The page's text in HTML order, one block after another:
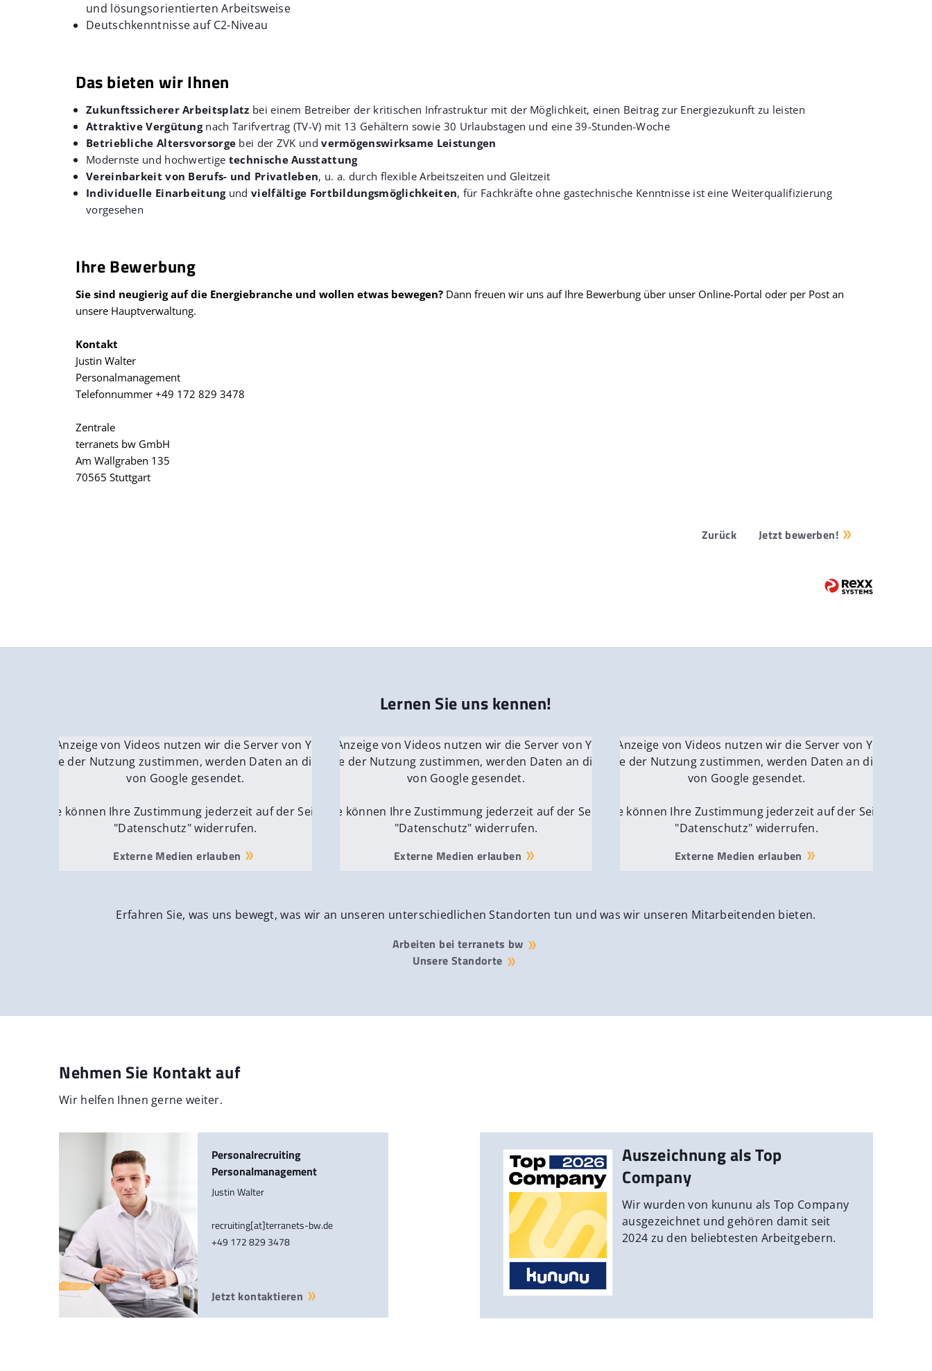
und lösungsorientierten Arbeitsweise
Deutschkenntnisse auf C2-Niveau
Das bieten wir Ihnen
Zukunftssicherer Arbeitsplatz bei einem Betreiber der kritischen Infrastruktur mit der Möglichkeit, einen Beitrag zur Energiezukunft zu leisten
Attraktive Vergütungnach Tarifvertrag (TV-V) mit 13 Gehältern sowie 30 Urlaubstagen und eine 39-Stunden-Woche
Betriebliche Altersvorsorge bei der ZVK undvermögenswirksame Leistungen
Modernste und hochwertige technische Ausstattung
Vereinbarkeit von Berufs- und Privatleben, u. a. durch flexible Arbeitszeiten und Gleitzeit
Individuelle Einarbeitungund vielfältige Fortbildungsmöglichkeiten, für Fachkräfte ohne gastechnische Kenntnisse ist eine Weiterqualifizierung
vorgesehen
Ihre Bewerbung
Sie sind neugierig auf die Energiebranche und wollen etwas bewegen? Dann freuen wir uns auf Ihre Bewerbung über unser Online-Portal oder per Post an
unsere Hauptverwaltung.
Kontakt
Justin Walter
Personalmanagement
Telefonnummer +49 172 829 3478
Zentrale
terranets bw GmbH
Am Wallgraben 135
70565 Stuttgart
Zurück Jetzt bewerben!
Lernen Sie uns kennen!
Für die Anzeige von Videos nutzen wir die Server von YouTube.
Wenn Sie der Nutzung zustimmen, werden Daten an die Server
von Google gesendet.
Sie können Ihre Zustimmung jederzeit auf der Seite
"Datenschutz" widerrufen.
Externe Medien erlauben
Für die Anzeige von Videos nutzen wir die Server von YouTube.
Wenn Sie der Nutzung zustimmen, werden Daten an die Server
von Google gesendet.
Sie können Ihre Zustimmung jederzeit auf der Seite
"Datenschutz" widerrufen.
Externe Medien erlauben
Für die Anzeige von Videos nutzen wir die Server von YouTube.
Wenn Sie der Nutzung zustimmen, werden Daten an die Server
von Google gesendet.
Sie können Ihre Zustimmung jederzeit auf der Seite
"Datenschutz" widerrufen.
Externe Medien erlauben
Erfahren Sie, was uns bewegt, was wir an unseren unterschiedlichen Standorten tun und was wir unseren Mitarbeitenden bieten.
Arbeiten bei terranets bw
Unsere Standorte
Nehmen Sie Kontakt auf
Wir helfen Ihnen gerne weiter.
Personalrecruiting
Personalmanagement
Justin Walter
recruiting[at]terranets-bw.de
+49 172 829 3478
Jetzt kontaktieren
Auszeichnung als Top
Company
Wir wurden von kununu als Top Company
ausgezeichnet und gehören damit seit
2024 zu den beliebtesten Arbeitgebern.